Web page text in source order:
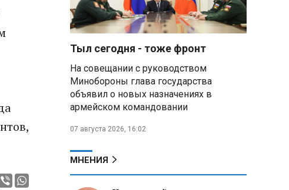
Тыл сегодня - тоже фронт
На совещании с руководством
Минобороны глава государства
объявил о новых назначениях в
армейском командовании
07 августа 2026, 16:02
МНЕНИЯ